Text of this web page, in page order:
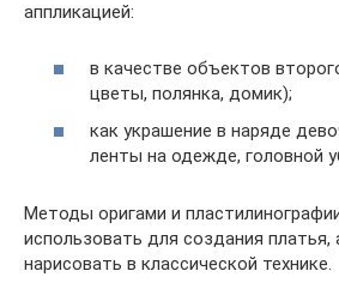
аппликацией:
в качестве объектов
цветы, полянка, домик);
как украшение в наряде
ленты на одежде, головной
Методы оригами и
использовать для создания платья,
нарисовать в классической технике.